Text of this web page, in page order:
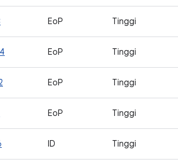
EoP Tinggi
EoP Tinggi
EoP Tinggi
EoP Tinggi
ID Tinggi